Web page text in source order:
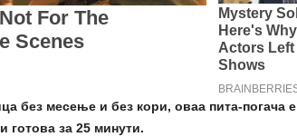
без месење и без кори, оваа пита-погача е
готова за 25 минути.